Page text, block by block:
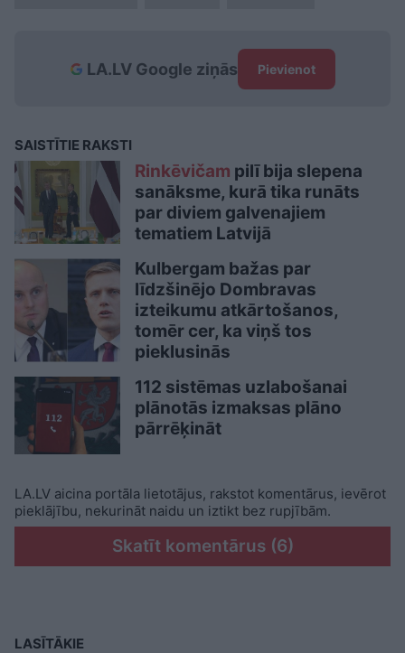
LA.LV Google ziņās Pievienot
SAISTĪTIE RAKSTI
Rinkēvičam pilī bija slepena
sanāksme, kurā tika runāts
par diviem galvenajiem
tematiem Latvijā
Kulbergam bažas par
līdzšinējo Dombravas
izteikumu atkārtošanos,
tomēr cer, ka viņš tos
pieklusinās
112 sistēmas uzlabošanai
plānotās izmaksas plāno
pārrēķināt
LA.LV aicina portāla lietotājus, rakstot komentārus, ievērot
pieklājību, nekurināt naidu un iztikt bez rupjībām.
Skatīt komentārus (6)
LASĪTĀKIE